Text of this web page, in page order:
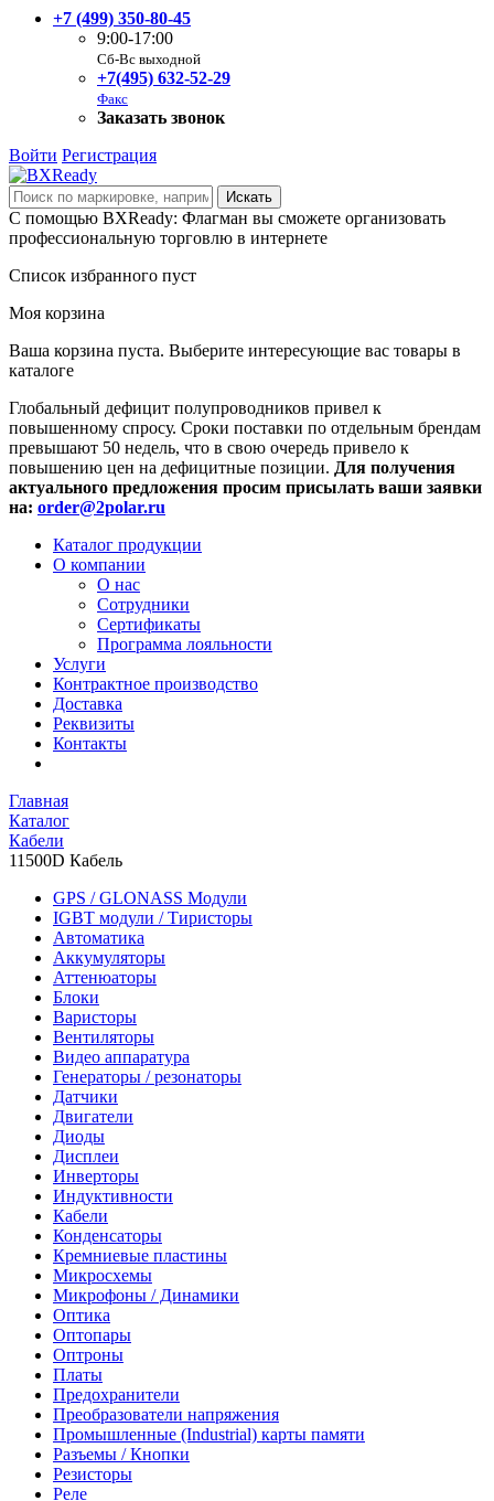
+7 (499) 350-80-45
9:00-17:00
Сб-Вс выходной
+7(495) 632-52-29
Факс
Заказать звонок
Войти Регистрация
С помощью BXReady: Флагман вы сможете организовать
профессиональную торговлю в интернете
Список избранного пуст
Моя корзина
Ваша корзина пуста. Выберите интересующие вас товары в
каталоге
Глобальный дефицит полупроводников привел к
повышенному спросу. Сроки поставки по отдельным брендам
превышают 50 недель, что в свою очередь привело к
повышению цен на дефицитные позиции. Для получения
актуального предложения просим присылать ваши заявки
на: order@2polar.ru
Каталог продукции
О компании
О нас
Сотрудники
Сертификаты
Программа лояльности
Услуги
Контрактное производство
Доставка
Реквизиты
Контакты
Главная
Каталог
Кабели
11500D Кабель
GPS / GLONASS Модули
IGBT модули / Тиристоры
Автоматика
Аккумуляторы
Аттенюаторы
Блоки
Варисторы
Вентиляторы
Видео аппаратура
Генераторы / резонаторы
Датчики
Двигатели
Диоды
Дисплеи
Инверторы
Индуктивности
Кабели
Конденсаторы
Кремниевые пластины
Микросхемы
Микрофоны / Динамики
Оптика
Оптопары
Оптроны
Платы
Предохранители
Преобразователи напряжения
Промышленные (Industrial) карты памяти
Разъемы / Кнопки
Резисторы
Реле